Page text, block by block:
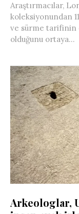
Araştırmacılar,
koleksiyonundan
ve sürme tarifinin
olduğunu ortaya...
Arkeologlar,